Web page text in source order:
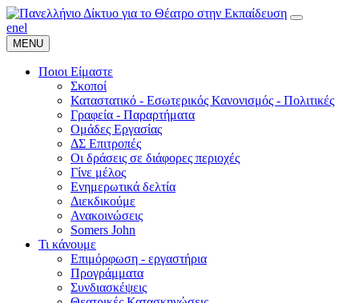
enel
MENU
Ποιοι Είμαστε
Σκοποί
Καταστατικό - Εσωτερικός Κανονισμός - Πολιτικές
Γραφεία - Παραρτήματα
Ομάδες Εργασίας
ΔΣ Επιτροπές
Οι δράσεις σε διάφορες περιοχές
Γίνε μέλος
Ενημερωτικά δελτία
Διεκδικούμε
Ανακοινώσεις
Somers John
Τι κάνουμε
Επιμόρφωση - εργαστήρια
Προγράμματα
Συνδιασκέψεις